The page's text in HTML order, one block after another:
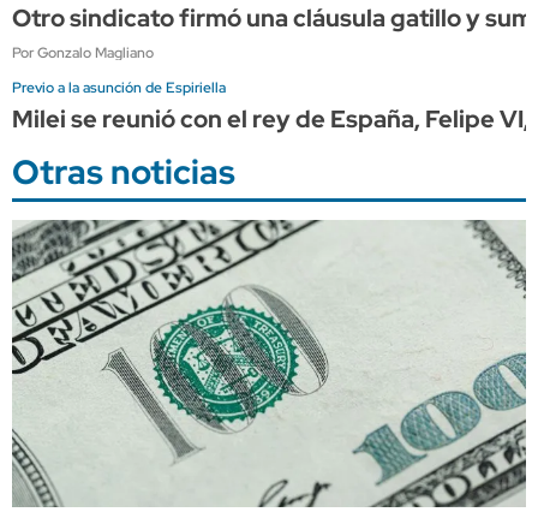
Otro sindicato firmó una cláusula gatillo y
Por Gonzalo Magliano
Previo a la asunción de Espiriella
Milei se reunió con el rey de España, Felipe
Otras noticias